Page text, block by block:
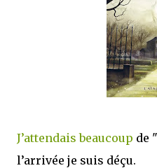
que Thomas connaissait et appréciait
ne connaissait pas, habitée par la
une ville pleine de mystères et de
J’attendais beaucoup de "
l’arrivée je suis déçu.